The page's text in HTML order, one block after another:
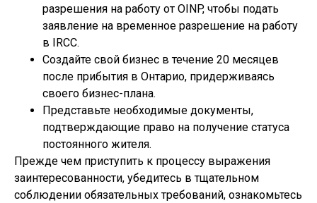
разрешения на работу от OINP, чтобы подать
заявление на временное разрешение на работу
в IRCC.
Создайте свой бизнес в течение 20 месяцев
после прибытия в Онтарио, придерживаясь
своего бизнес-плана.
Представьте необходимые документы,
подтверждающие право на получение статуса
постоянного жителя.
Прежде чем приступить к процессу выражения
заинтересованности, убедитесь в тщательном
соблюдении обязательных требований, ознакомьтесь